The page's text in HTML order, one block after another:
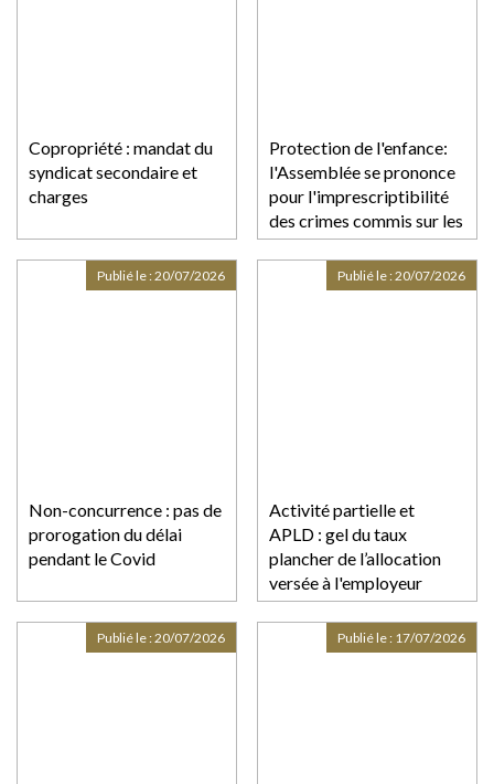
Copropriété : mandat du
syndicat secondaire et
charges
Protection de l'enfance:
l'Assemblée se prononce
pour l'imprescriptibilité
des crimes commis sur les
mineurs
Non-concurrence : pas de
prorogation du délai
pendant le Covid
Publié le :20/07/2026
Activité partielle et
APLD : gel du taux
plancher de l’allocation
versée à l'employeur
Publié le :20/07/2026
Publié le :20/07/2026 Publié le : 17/07/2026